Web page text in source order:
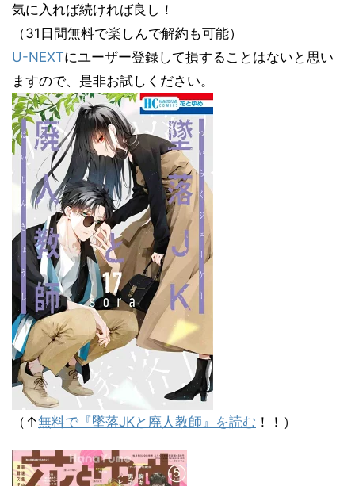
気に入れば続ければ良し！
（31日間無料で楽しんで解約も可能）
U-NEXTにユーザー登録して損することはないと思い
ますので、是非お試しください。
（↑無料で『墜落JKと廃人教師』を読む ！！）